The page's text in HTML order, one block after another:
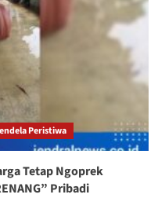
Peristiwa
Tetap Ngoprek
Pribadi